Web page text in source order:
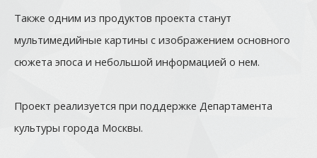
Также одним из продуктов проекта станут
мультимедийные картины с изображением основного
сюжета эпоса и небольшой информацией о нем.
Проект реализуется при поддержке Департамента
культуры города Москвы.